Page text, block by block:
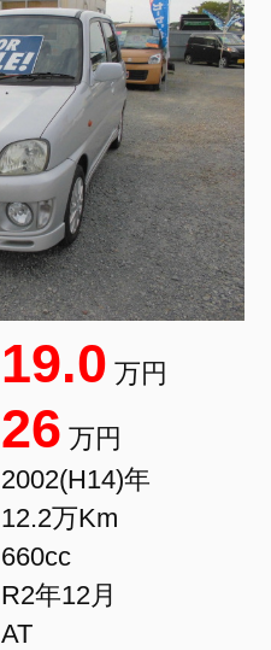
19.0 万円
26 万円
2002(H14)年
12.2万Km
660cc
R2年12月
AT